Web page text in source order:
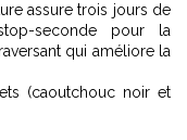
assure trois jours de
seconde pour la
qui améliore la
(caoutchouc noir et